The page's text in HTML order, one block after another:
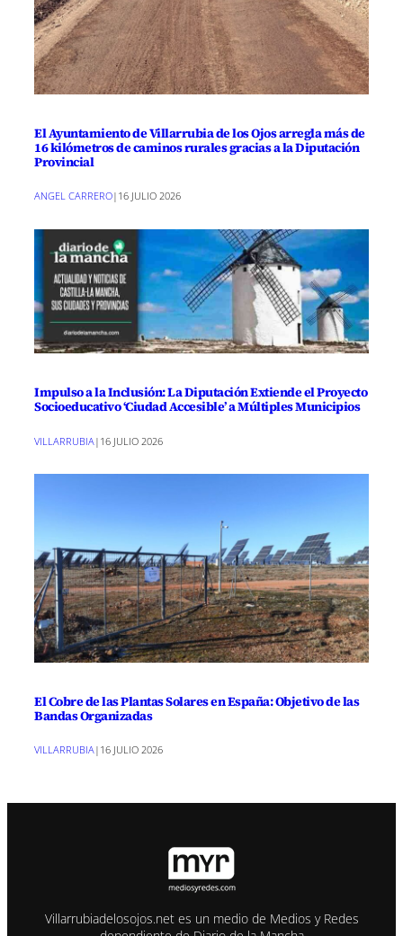
El Ayuntamiento de Villarrubia de los Ojos arregla más de
16 kilómetros de caminos rurales gracias a la Diputación
Provincial
ANGEL CARRERO| 16 JULIO 2026
Impulso a la Inclusión: La Diputación Extiende el Proyecto
Socioeducativo ‘Ciudad Accesible’ a Múltiples Municipios
VILLARRUBIA | 16 JULIO 2026
El Cobre de las Plantas Solares en España: Objetivo de las
Bandas Organizadas
VILLARRUBIA| 16 JULIO 2026
Villarrubiadelosojos.net es un medio de Medios y Redes